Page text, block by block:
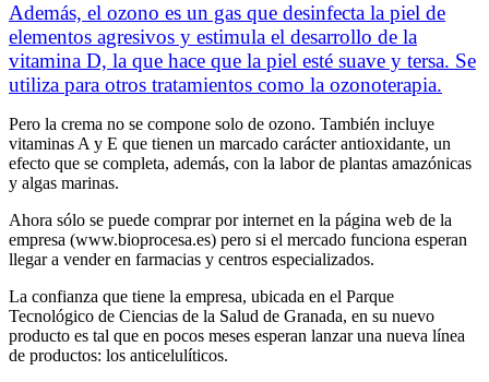
Además, el ozono es un gas que desinfecta la piel de
elementos agresivos y estimula el desarrollo de la
vitamina D, la que hace que la piel esté suave y tersa. Se
utiliza para otros tratamientos como la ozonoterapia.
Pero la crema no se compone solo de ozono. También incluye
vitaminas A y E que tienen un marcado carácter antioxidante, un
efecto que se completa, además, con la labor de plantas amazónicas
y algas marinas.
Ahora sólo se puede comprar por internet en la página web de la
empresa (www.bioprocesa.es) pero si el mercado funciona esperan
llegar a vender en farmacias y centros especializados.
La confianza que tiene la empresa, ubicada en el Parque
Tecnológico de Ciencias de la Salud de Granada, en su nuevo
producto es tal que en pocos meses esperan lanzar una nueva línea
de productos: los anticelulíticos.